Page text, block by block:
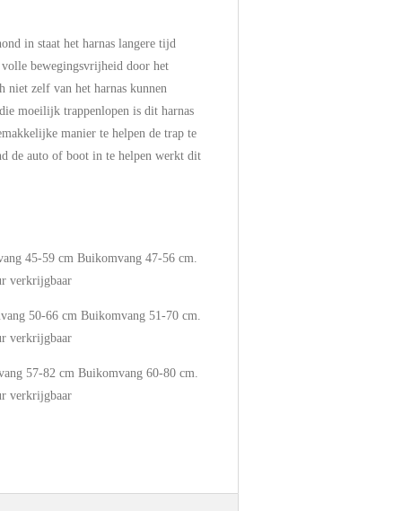
in staat het harnas langere tijd
bewegingsvrijheid door het
niet zelf van het harnas kunnen
moeilijk trappenlopen is dit harnas
manier te helpen de trap te
de auto of boot in te helpen werkt dit
45-59 cm Buikomvang 47-56 cm.
verkrijgbaar
50-66 cm Buikomvang 51-70 cm.
verkrijgbaar
57-82 cm Buikomvang 60-80 cm.
verkrijgbaar